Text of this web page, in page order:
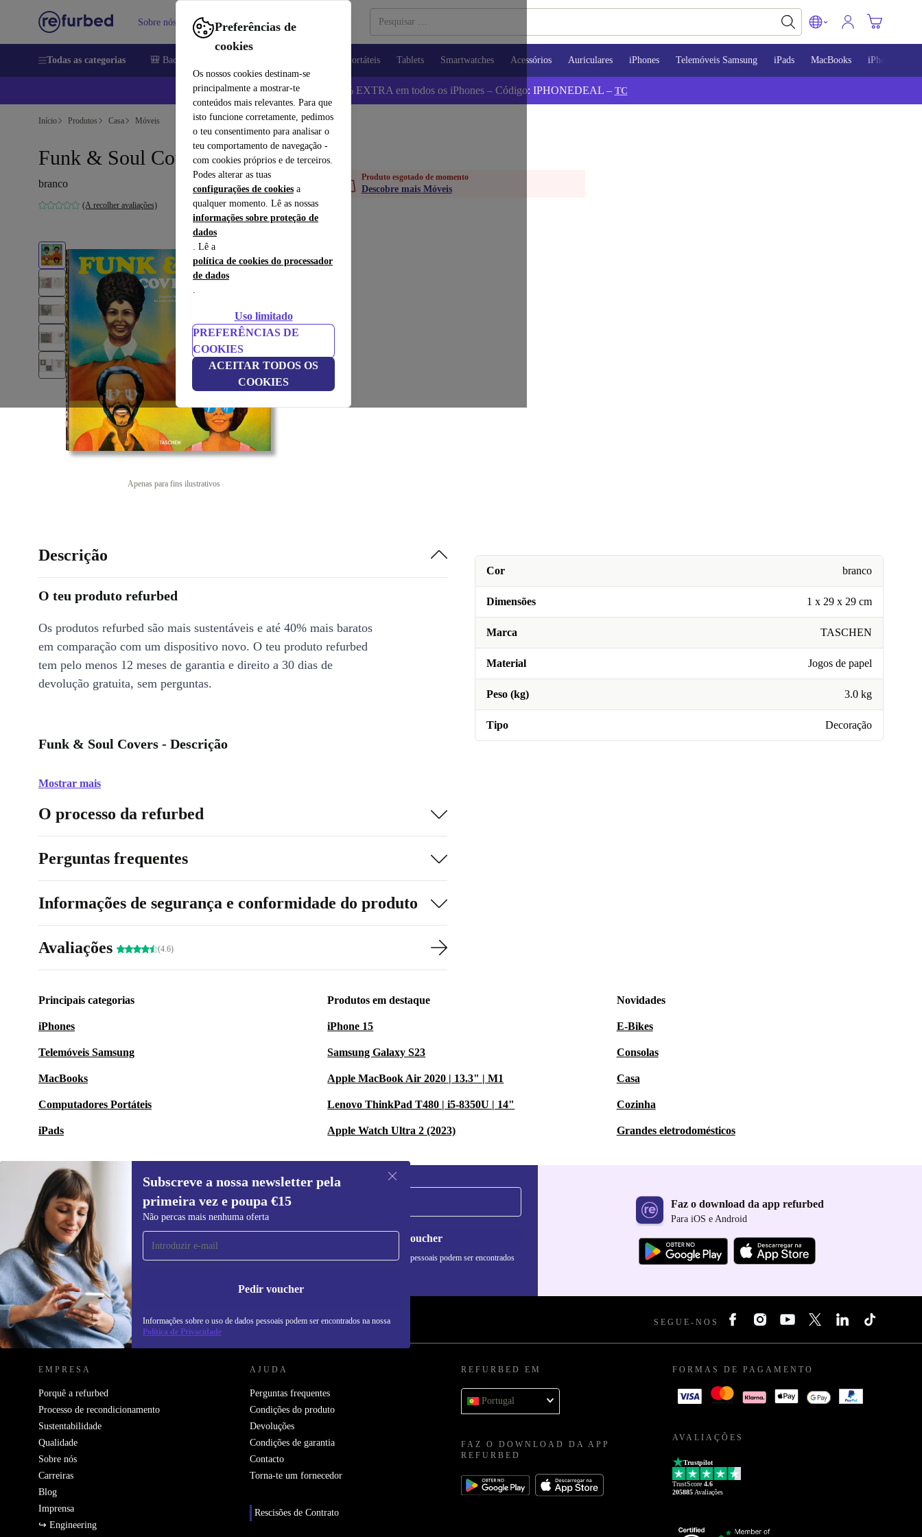
Preferências de
cookies
Os nossos cookies destinam-se
principalmente a mostrar-te
conteúdos mais relevantes. Para que
isto funcione corretamente, pedimos
o teu consentimento para analisar o
teu comportamento de navegação -
com cookies próprios e de terceiros.
Podes alterar as tuas
configurações de cookies a
qualquer momento. Lê as nossas
informações sobre proteção de
dados
. Lê a
política de cookies do processador
de dados
.
Uso limitado
PREFERÊNCIAS DE
COOKIES
ACEITAR TODOS OS
COOKIES
Sobre nós Vender Ajuda
Todas as categorias 🎒 Back to school Computadores Portáteis Tablets Smartwatches Acessórios Auriculares iPhones Telemóveis Samsung iPads MacBooks iPhone 13
📱 Poupa 5% EXTRA em todos os iPhones – Código: IPHONEDEAL – TC
Início Produtos Casa Móveis
Funk & Soul Covers
branco
(A recolher avaliações)
Apenas para fins ilustrativos
Produto esgotado de momento
Descobre mais Móveis
Cor branco
Dimensões 1 x 29 x 29 cm
Marca TASCHEN
Material Jogos de papel
Peso (kg) 3.0 kg
Tipo Decoração
Descrição
O teu produto refurbed
Os produtos refurbed são mais sustentáveis e até 40% mais baratos
em comparação com um dispositivo novo. O teu produto refurbed
tem pelo menos 12 meses de garantia e direito a 30 dias de
devolução gratuita, sem perguntas.
Funk & Soul Covers - Descrição
Mostrar mais
O processo da refurbed
Perguntas frequentes
Informações de segurança e conformidade do produto
Avaliações (4.6)
Principais categorias
iPhones
Telemóveis Samsung
MacBooks
Computadores Portáteis
iPads
Produtos em destaque
iPhone 15
Samsung Galaxy S23
Apple MacBook Air 2020 | 13.3" | M1
Lenovo ThinkPad T480 | i5-8350U | 14"
Apple Watch Ultra 2 (2023)
Novidades
E-Bikes
Consolas
Casa
Cozinha
Grandes eletrodomésticos
Subscreve a nossa newsletter pela
primeira vez e poupa €15
Não percas mais nenhuma oferta
Pedir voucher
Informações sobre o uso de dados pessoais podem ser encontrados na nossa
Política de Privacidade
Subscreve a nossa newsletter pela
primeira vez e poupa 15€!
Não percas mais nenhuma oferta.
Pedir voucher
Informações sobre o uso de dados pessoais podem ser encontrados
Faz o download da app refurbed
Para iOS e Android
REFURBED PORTUGAL - RETHINK NEW. SEGUE-NOS
EMPRESA
Porquê a refurbed
Processo de recondicionamento
Sustentabilidade
Qualidade
Sobre nós
Carreiras
Blog
Imprensa
↪ Engineering
AJUDA
Perguntas frequentes
Condições do produto
Devoluções
Condições de garantia
Contacto
Torna-te um fornecedor
Rescisões de Contrato
REFURBED EM
Portugal
FAZ O DOWNLOAD DA APP
REFURBED
FORMAS DE PAGAMENTO
AVALIAÇÕES
Trustpilot
TrustScore 4.6
205885 Avaliações